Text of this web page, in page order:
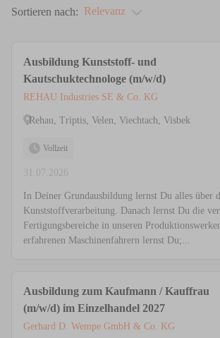
Sortieren nach: Relevanz
Ausbildung Kunststoff- und
Kautschuktechnologe (m/w/d)
REHAU Industries SE & Co. KG
Rehau, Triptis, Velen, Viechtach, Visbek
Vollzeit
31.07.2026
In Deiner Grundausbildung lernst Du alles über
Kunststoffverarbeitung. Danach lernst Du die
Fertigungsbereiche in unseren
erfahrenen Maschinenfahrern lernst Du;...
Ausbildung zum Kaufmann / Kauffrau
(m/w/d) im Einzelhandel 2027
Gerhard D. Wempe GmbH & Co. KG